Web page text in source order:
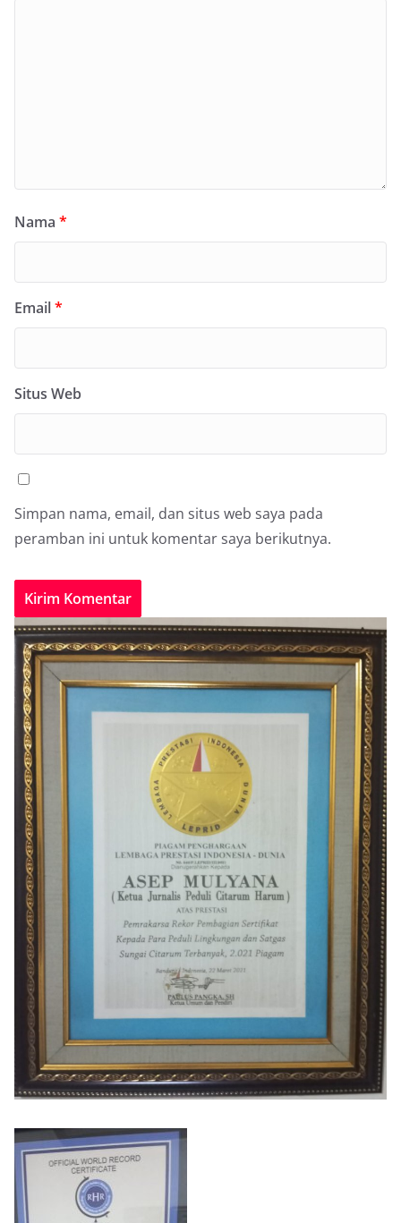
Nama *
Email*
Situs Web
Simpan nama, email, dan situs web saya pada
peramban ini untuk komentar saya berikutnya.